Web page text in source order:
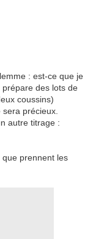
: est-ce que je
des lots de
coussins)
précieux.
autre titrage :
prennent les